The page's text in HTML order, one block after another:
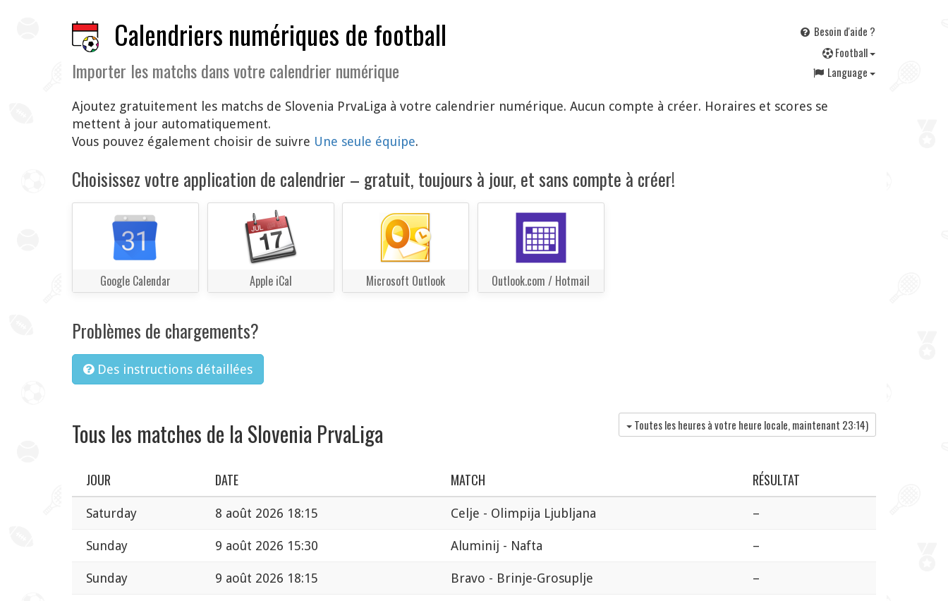
Calendriers numériques de football
Importer les matchs dans votre calendrier numérique
Besoin d'aide ?
Football
Language
Ajoutez gratuitement les matchs de Slovenia PrvaLiga à votre calendrier numérique. Aucun compte à créer. Horaires et scores se
mettent à jour automatiquement.
Vous pouvez également choisir de suivre Une seule équipe.
Choisissez votre application de calendrier – gratuit, toujours à jour, et sans compte à créer!
Google Calendar Apple iCal Microsoft Outlook Outlook.com / Hotmail
Problèmes de chargements?
Des instructions détaillées
Tous les matches de la Slovenia PrvaLiga Toutes les heures à votre heure locale, maintenant 23:14)
JOUR DATE MATCH RÉSULTAT
Saturday 8 août 2026 18:15 Celje - Olimpija Ljubljana –
Sunday 9 août 2026 15:30 Aluminij - Nafta –
Sunday 9 août 2026 18:15 Bravo - Brinje-Grosuplje –